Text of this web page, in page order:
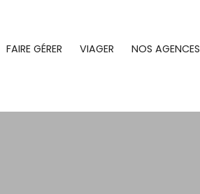
FAIRE GÉRER VIAGER NOS AGENCES